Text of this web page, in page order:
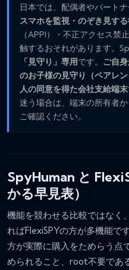
日本では、配偶者やパートナ
スマホを監視・のぞき見す
（APPI）・不正アクセス禁
触するおそれがあります。
「見守り」専用です。 ご自
のお子様の見守り（ペアレン
人の同意を得た会社支給端末
迷う場合は、端末の所有者
ご確認ください。
SpyHuman と
かる早見表）
機能を競わせる比較ではなく
ればFlexiSPYの方が多機能で
方が実際に購入をためらう点
められること、root不要であ